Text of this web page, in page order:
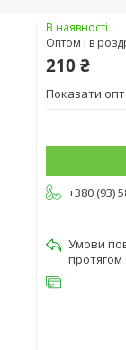
В наявності
Оптом і в
210 ₴
Показати
+380 (93)
протягом